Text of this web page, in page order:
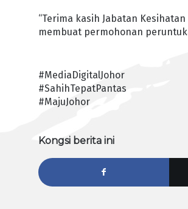
“Terima kasih Jabatan
membuat permohonan
#MediaDigitalJohor
#SahihTepatPantas
#MajuJohor
Kongsi berita ini